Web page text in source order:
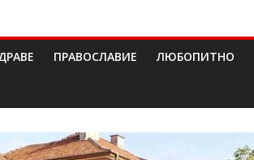
ПРАВОСЛАВИЕ ЛЮБОПИТНО